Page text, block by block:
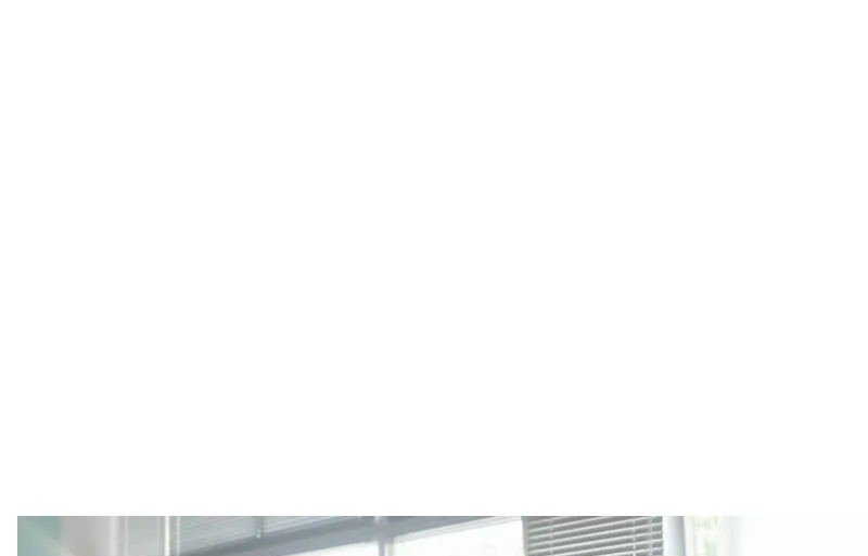
В Украине стартовала основная сессия внешнего независимого оценивания, первым экзаменом была